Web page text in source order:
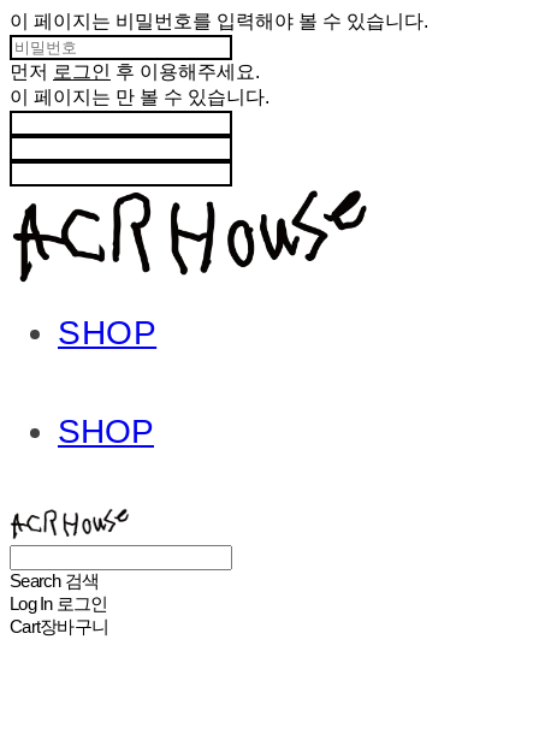
이 페이지는 비밀번호를 입력해야 볼 수 있습니다.
먼저 로그인 후 이용해주세요.
이 페이지는 만 볼 수 있습니다.
SHOP
SHOP
Search 검색
Log In 로그인
Cart장바구니